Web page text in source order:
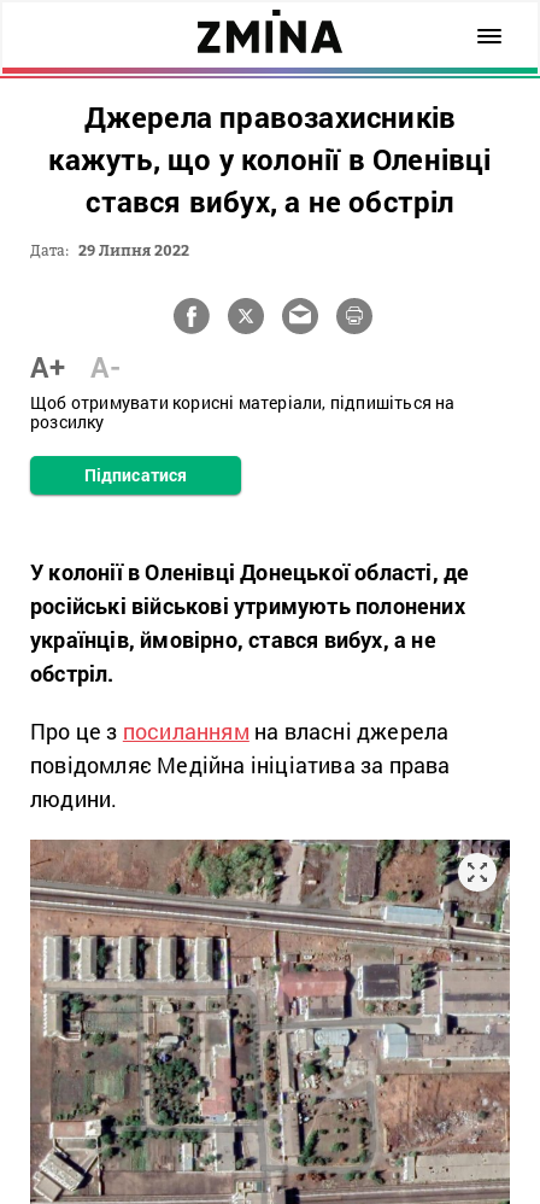
Джерела правозахисників
кажуть, що у колонії в Оленівці
стався вибух, а не обстріл
Дата: 29 Липня 2022
A+ A-
Щоб отримувати корисні матеріали, підпишіться на
розсилку
Підписатися
У колонії в Оленівці Донецької області, де
російські військові утримують полонених
українців, ймовірно, стався вибух, а не
обстріл.
Про це з посиланням на власні джерела
повідомляє Медійна ініціатива за права
людини.